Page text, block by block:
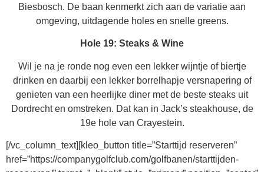
Biesbosch. De baan kenmerkt zich aan de variatie aan
omgeving, uitdagende holes en snelle greens.
Hole 19: Steaks & Wine
Wil je na je ronde nog even een lekker wijntje of biertje
drinken en daarbij een lekker borrelhapje versnapering of
genieten van een heerlijke diner met de beste steaks uit
Dordrecht en omstreken. Dat kan in Jack’s steakhouse, de
19e hole van Crayestein.
[/vc_column_text][kleo_button title=”Starttijd reserveren”
href=”https://companygolfclub.com/golfbanen/starttijden-